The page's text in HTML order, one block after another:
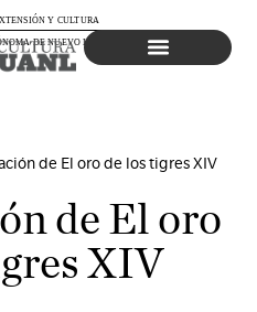
DE NUEVO LEÓN
Y CULTURA
de El oro de los tigres XIV
de El oro
XIV